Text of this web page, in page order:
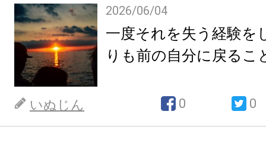
2026/06/04
一度それを失う経験を
りも前の自分に戻るこ
いぬじん 0 0